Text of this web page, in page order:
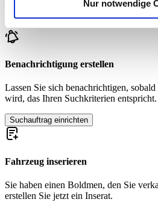
Verwendung unserer Website an
soziale Medien, Werbung und
Partner führen diese
haben oder die sie im Rahmen
Nur notwendige
Benachrichtigung erstellen
Lassen Sie sich benachrichtigen,
wird, das Ihren Suchkriterien entspricht.
Suchauftrag einrichten
Fahrzeug inserieren
Sie haben einen Boldmen, den Sie
erstellen Sie jetzt ein Inserat.